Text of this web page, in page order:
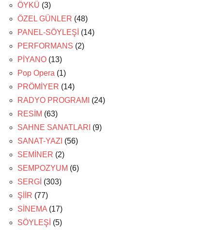
ÖYKÜ (3)
ÖZEL GÜNLER (48)
PANEL-SÖYLEŞİ (14)
PERFORMANS (2)
PİYANO (13)
Pop Opera (1)
PRÖMİYER (14)
RADYO PROGRAMI
(24)
RESİM (63)
SAHNE SANATLARI (9)
SANAT-YAZI (56)
SEMİNER (2)
SEMPOZYUM (6)
SERGİ (303)
ŞİİR (77)
SİNEMA (17)
SÖYLEŞİ (5)